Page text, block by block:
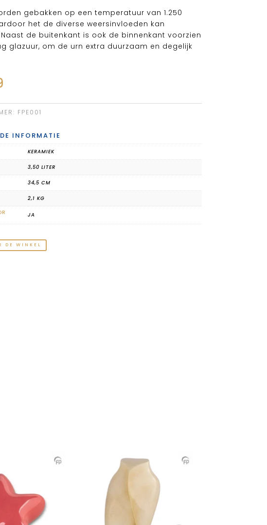
gebakken op een temperatuur van 1.250
het de diverse weersinvloeden kan
de buitenkant is ook de binnenkant voorzien
glazuur, om de urn extra duurzaam en degelijk
FPE001
INFORMATIE
KERAMIEK
3,50 LITER
34,5 CM
2,1 KG
JA
DE WINKEL